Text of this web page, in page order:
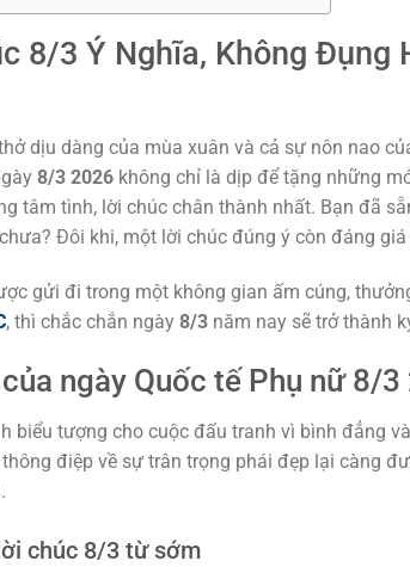
8/3 Ý Nghĩa, Không Đụng
dịu dàng của mùa xuân và cả sự nôn nao
8/3 2026 không chỉ là dịp để tặng những
tâm tình, lời chúc chân thành nhất. Bạn đã
Đôi khi, một lời chúc đúng ý còn đáng
gửi đi trong một không gian ấm cúng,
, thì chắc chắn ngày 8/3 năm nay sẽ trở thành
ngày Quốc tế Phụ nữ 8/3
biểu tượng cho cuộc đấu tranh vì bình đẳng
thông điệp về sự trân trọng phái đẹp lại càng
chúc 8/3 từ sớm